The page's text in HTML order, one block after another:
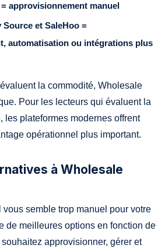
approvisionnement manuel
et SaleHoo =
automatisation ou intégrations plus
la commodité, Wholesale
Pour les lecteurs qui évaluent la
les plateformes modernes offrent
opérationnel plus important.
à Wholesale
semble trop manuel pour votre
de meilleures options en fonction de
approvisionner, gérer et